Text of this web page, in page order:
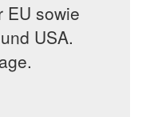
EU sowie
USA.